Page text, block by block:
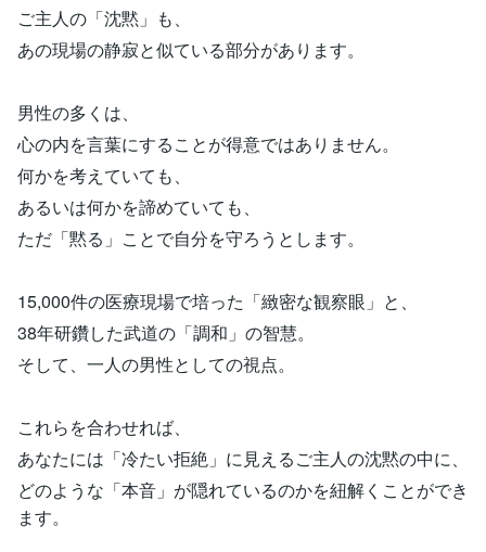
ご主人の「沈黙」も、
あの現場の静寂と似ている部分があります。
男性の多くは、
心の内を言葉にすることが得意ではありません。
何かを考えていても、
あるいは何かを諦めていても、
ただ「黙る」ことで自分を守ろうとします。
15,000件の医療現場で培った「緻密な観察眼」と、
38年研鑽した武道の「調和」の智慧。
そして、一人の男性としての視点。
これらを合わせれば、
あなたには「冷たい拒絶」に見えるご主人の沈黙の中に、
どのような「本音」が隠れているのかを紐解くことができ
ます。